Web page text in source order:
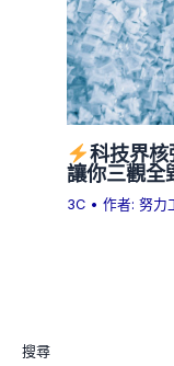
科技界核
讓你三觀全
3C • 作者:努力
搜尋